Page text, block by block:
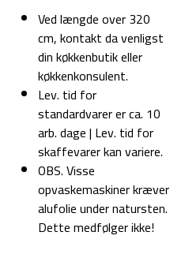
Ved længde over 320
cm, kontakt da venligst
din køkkenbutik eller
køkkenkonsulent.
Lev. tid for
standardvarer er ca. 10
arb. dage | Lev. tid for
skaffevarer kan variere.
OBS. Visse
opvaskemaskiner kræver
alufolie under natursten.
Dette medfølger ikke!